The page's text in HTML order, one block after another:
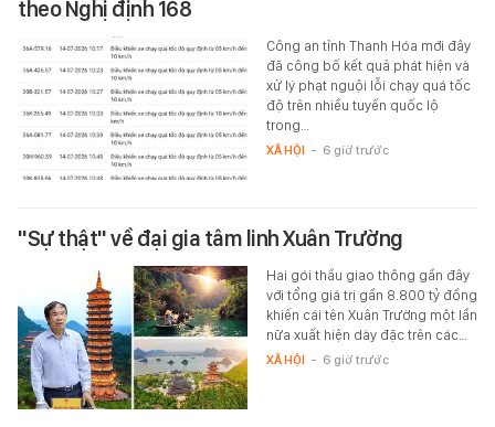
theo Nghị định 168
Công an tỉnh Thanh Hóa mới đây
đã công bố kết quả phát hiện và
xử lý phạt nguội lỗi chạy quá tốc
độ trên nhiều tuyến quốc lộ
trong…
XÃ HỘI - 6 giờ trước
"Sự thật" về đại gia tâm linh Xuân Trường
Hai gói thầu giao thông gần đây
với tổng giá trị gần 8.800 tỷ đồng
khiến cái tên Xuân Trường một lần
nữa xuất hiện dày đặc trên các…
XÃ HỘI - 6 giờ trước